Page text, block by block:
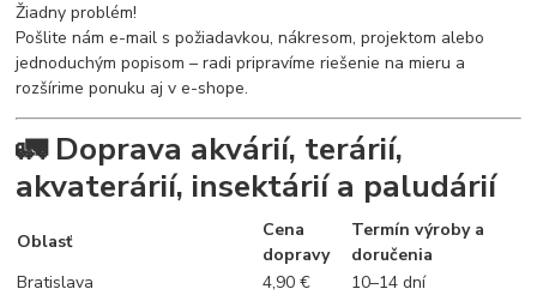
Žiadny problém!
Pošlite nám e-mail s požiadavkou, nákresom, projektom alebo
jednoduchým popisom – radi pripravíme riešenie na mieru a
rozšírime ponuku aj v e-shope.
🚛 Doprava akvárií, terárií,
akvaterárií, insektárií a paludárií
Oblasť
Cena
dopravy
Termín výroby a
doručenia
Bratislava
4,90 €
10–14 dní